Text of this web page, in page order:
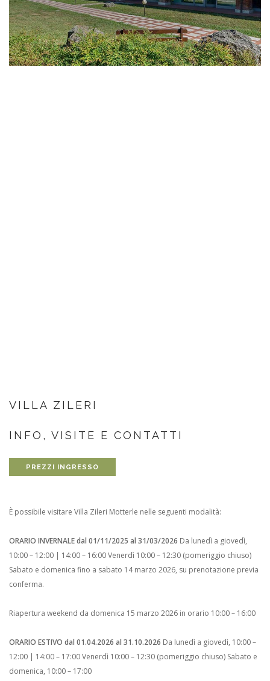
VILLA ZILERI
INFO, VISITE E CONTATTI
PREZZI INGRESSO
È possibile visitare Villa Zileri Motterle nelle seguenti modalità:
ORARIO INVERNALE dal 01/11/2025 al 31/03/2026 Da lunedì a giovedì,
10:00 – 12:00 | 14:00 – 16:00Venerdì 10:00 – 12:30 (pomeriggio chiuso)
Sabato e domenica fino a sabato 14 marzo 2026, su prenotazione previa
conferma.
Riapertura weekend da domenica 15 marzo 2026 in orario 10:00 – 16:00
ORARIO ESTIVO dal 01.04.2026 al 31.10.2026 Da lunedì a giovedì, 10:00 –
12:00 | 14:00 – 17:00Venerdì 10:00 – 12:30 (pomeriggio chiuso) Sabato e
domenica, 10:00 – 17:00